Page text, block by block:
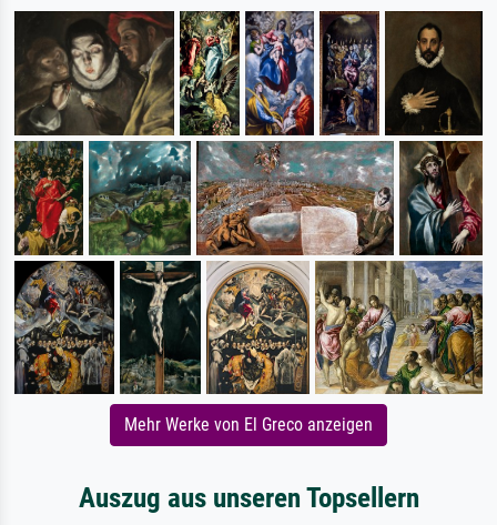
Mehr Werke von El Greco anzeigen
Auszug aus unseren Topsellern